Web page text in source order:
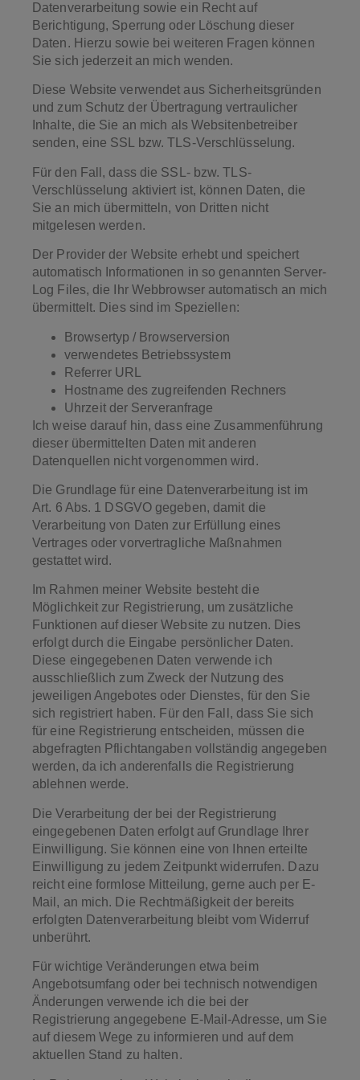
Datenverarbeitung sowie ein Recht auf
Berichtigung, Sperrung oder Löschung dieser
Daten. Hierzu sowie bei weiteren Fragen können
Sie sich jederzeit an mich wenden.
Diese Website verwendet aus Sicherheitsgründen
und zum Schutz der Übertragung vertraulicher
Inhalte, die Sie an mich als Websitenbetreiber
senden, eine SSL bzw. TLS-Verschlüsselung.
Für den Fall, dass die SSL- bzw. TLS-
Verschlüsselung aktiviert ist, können Daten, die
Sie an mich übermitteln, von Dritten nicht
mitgelesen werden.
Der Provider der Website erhebt und speichert
automatisch Informationen in so genannten Server-
Log Files, die Ihr Webbrowser automatisch an mich
übermittelt. Dies sind im Speziellen:
Browsertyp / Browserversion
verwendetes Betriebssystem
Referrer URL
Hostname des zugreifenden Rechners
Uhrzeit der Serveranfrage
Ich weise darauf hin, dass eine Zusammenführung
dieser übermittelten Daten mit anderen
Datenquellen nicht vorgenommen wird.
Die Grundlage für eine Datenverarbeitung ist im
Art. 6 Abs. 1 DSGVO gegeben, damit die
Verarbeitung von Daten zur Erfüllung eines
Vertrages oder vorvertragliche Maßnahmen
gestattet wird.
Im Rahmen meiner Website besteht die
Möglichkeit zur Registrierung, um zusätzliche
Funktionen auf dieser Website zu nutzen. Dies
erfolgt durch die Eingabe persönlicher Daten.
Diese eingegebenen Daten verwende ich
ausschließlich zum Zweck der Nutzung des
jeweiligen Angebotes oder Dienstes, für den Sie
sich registriert haben. Für den Fall, dass Sie sich
für eine Registrierung entscheiden, müssen die
abgefragten Pflichtangaben vollständig angegeben
werden, da ich anderenfalls die Registrierung
ablehnen werde.
Die Verarbeitung der bei der Registrierung
eingegebenen Daten erfolgt auf Grundlage Ihrer
Einwilligung. Sie können eine von Ihnen erteilte
Einwilligung zu jedem Zeitpunkt widerrufen. Dazu
reicht eine formlose Mitteilung, gerne auch per E-
Mail, an mich. Die Rechtmäßigkeit der bereits
erfolgten Datenverarbeitung bleibt vom Widerruf
unberührt.
Für wichtige Veränderungen etwa beim
Angebotsumfang oder bei technisch notwendigen
Änderungen verwende ich die bei der
Registrierung angegebene E-Mail-Adresse, um Sie
auf diesem Wege zu informieren und auf dem
aktuellen Stand zu halten.